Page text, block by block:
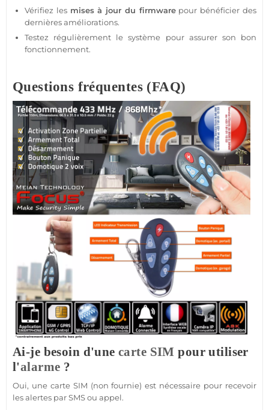
Vérifiez les mises à jour du firmwarepour bénéficier des
dernières améliorations.
Testez régulièrement lesystème pour assurer son bon
fonctionnement.
Questions fréquentes (FAQ)
Ai-je besoin d'unecarte SIM pour utiliser
l'alarme ?
Oui, une carte SIM (non fournie) est nécessaire pour recevoir
les alertes par SMS ou appel.